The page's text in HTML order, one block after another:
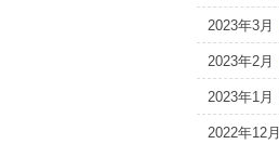
2023年3月
2023年2月
2023年1月
2022年12月